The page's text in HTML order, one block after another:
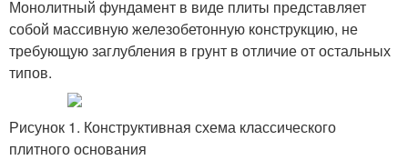
Монолитный фундамент в виде плиты представляет
собой массивную железобетонную конструкцию, не
требующую заглубления в грунт в отличие от остальных
типов.
Рисунок 1. Конструктивная схема классического
плитного основания